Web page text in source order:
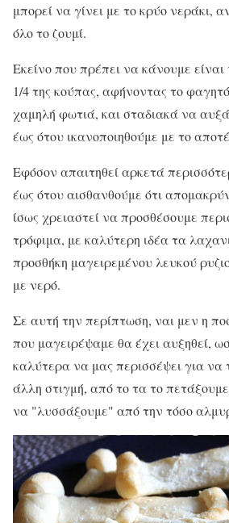
μπορεί να γίνει με το κρύο νεράκι,
όλο το ζουμί.
Εκείνο που πρέπει να κάνουμε είναι
1/4 της κούπας, αφήνοντας το
χαμηλή φωτιά, και σταδιακά να
έως ότου ικανοποιηθούμε με το
Εφόσον απαιτηθεί αρκετά
έως ότου αισθανθούμε ότι
ίσως χρειαστεί να προσθέσουμε
τρόφιμα, με καλύτερη ιδέα τα
προσθήκη μαγειρεμένου λευκού
με νερό.
Σε αυτή την περίπτωση, ναι μεν η
που μαγειρέψαμε θα έχει αυξηθεί,
καλύτερα να μας περισσέψει για να
άλλη στιγμή, από το τα το
να "λυσσάξουμε" από την τόσο